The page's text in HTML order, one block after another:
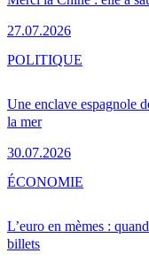
27.07.2026
Une enclave espagnole
la mer
30.07.2026
POLITIQUE
L’euro en mèmes :
billets
ÉCONOMIE